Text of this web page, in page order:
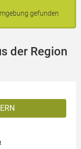
gefunden
der Region